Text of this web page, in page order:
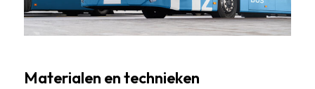
Materialen en technieken